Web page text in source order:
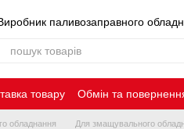
паливозаправного
товару Обмін та
обладнання Для змащувального